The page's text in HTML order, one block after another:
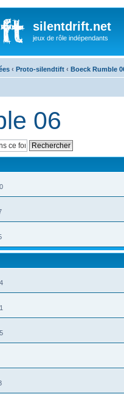
silentdrift.net
jeux de rôle indépendants
‹ Proto-silendtift ‹ Boeck Rumble
06